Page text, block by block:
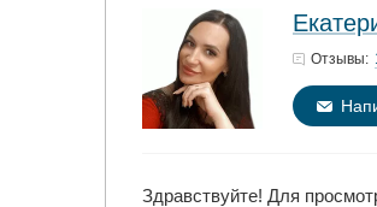
Отзывы:
Здравствуйте! Для